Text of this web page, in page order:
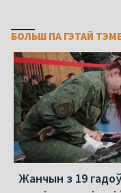
БОЛЬШ ПА ГЭТАЙ
Жанчын з 19